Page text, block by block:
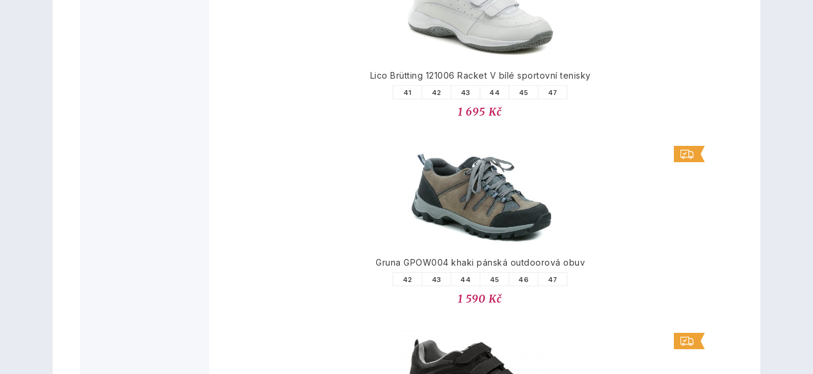
Lico Brütting 121006 Racket V bílé sportovní tenisky
41 42 43 44 45 47
1 695 Kč
Gruna GPOW004 khaki pánská outdoorová obuv
42 43 44 45 46 47
1 590 Kč